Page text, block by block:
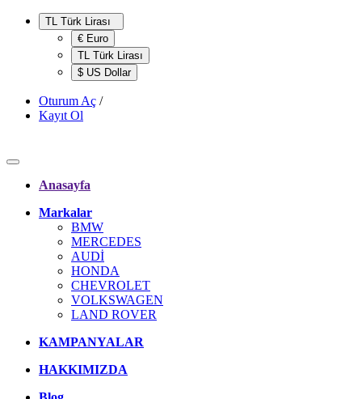
€ Euro
TL Türk Lirası
$ US Dollar
Oturum Aç /
Kayıt Ol
Anasayfa
Markalar
BMW
MERCEDES
AUDİ
HONDA
CHEVROLET
VOLKSWAGEN
LAND ROVER
KAMPANYALAR
HAKKIMIZDA